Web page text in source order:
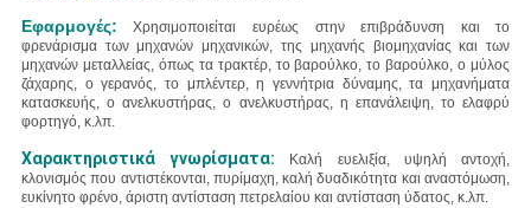
Εφαρμογές: Χρησιμοποιείται ευρέως στην επιβράδυνση και το
φρενάρισμα των μηχανών μηχανικών, της μηχανής βιομηχανίας και των
μηχανών μεταλλείας, όπως τα τρακτέρ, το βαρούλκο, το βαρούλκο, ο μύλος
ζάχαρης, ο γερανός, το μπλέντερ, η γεννήτρια δύναμης, τα μηχανήματα
κατασκευής, ο ανελκυστήρας, ο ανελκυστήρας, η επανάλειψη, το ελαφρύ
φορτηγό, κ.λπ.
Χαρακτηριστικά γνωρίσματα:
Καλή ευελιξία, υψηλή αντοχή,
κλονισμός που αντιστέκονται, πυρίμαχη, καλή δυαδικότητα και αναστόμωση,
ευκίνητο φρένο, άριστη αντίσταση πετρελαίου και αντίσταση ύδατος, κ.λπ.